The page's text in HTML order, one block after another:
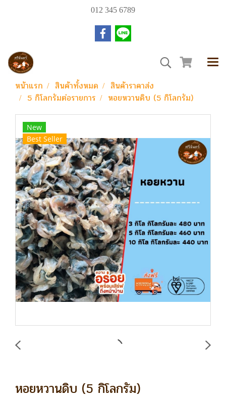
012 345 6789
หน้าแรก สินค้าทั้งหมด
สินค้าราคาส่ง
5 กิโลกรัมต่อรายการ
หอยหวานดิบ (5 กิโลกรัม)
New
Best Seller
หอยหวานดิบ (5 กิโลกรัม)